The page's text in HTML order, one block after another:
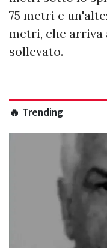
75 metri e
metri, che arriva
sollevato.
🔥 Trending